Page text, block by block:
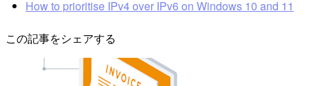
How to prioritise IPv4 over IPv6 on Windows 10 and 11
この記事をシェアする